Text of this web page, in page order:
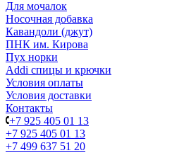
Для мочалок
Носочная добавка
Кавандоли (джут)
ПНК им. Кирова
Пух норки
Addi спицы и крючки
Условия оплаты
Условия доставки
Контакты
+7 925 405 01 13
+7 925 405 01 13
+7 499 637 51 20